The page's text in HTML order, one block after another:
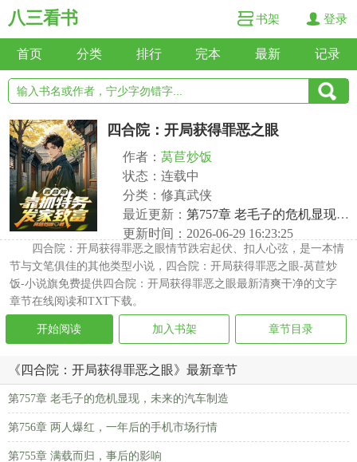
八三看书 书架 登录
首页 分类 排行 完本 最新 记录
四合院：开局获得罪恶之眼
作者： 莴苣炒饭
状态：连载中
分类：修真武侠
最近更新： 第757章 老毛子的危机显现，未来的汽车制造
更新时间：2026-06-29 16:23:25
四合院：开局获得罪恶之眼情节跌宕起伏、扣人心弦，是一本情
节与文笔俱佳的其他类型小说，四合院：开局获得罪恶之眼-莴苣炒
饭-小说旗免费提供四合院：开局获得罪恶之眼最新清爽干净的文字
章节在线阅读和TXT下载。
开始阅读 加入书架 章节目录
《四合院：开局获得罪恶之眼》最新章节
第757章 老毛子的危机显现，未来的汽车制造
第756章 两人爆红，一年后的手机市场行情
第755章 满载而归，事后的影响